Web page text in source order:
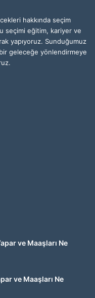
hakkında seçim
seçimi eğitim, kariyer ve
yapıyoruz. Sunduğumuz
geleceğe yönlendirmeye
ve Maaşları Ne
ve Maaşları Ne